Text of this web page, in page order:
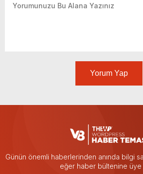
Yorum Yap
Günün önemli haberlerinden anında bilgi
eğer haber bültenine üye